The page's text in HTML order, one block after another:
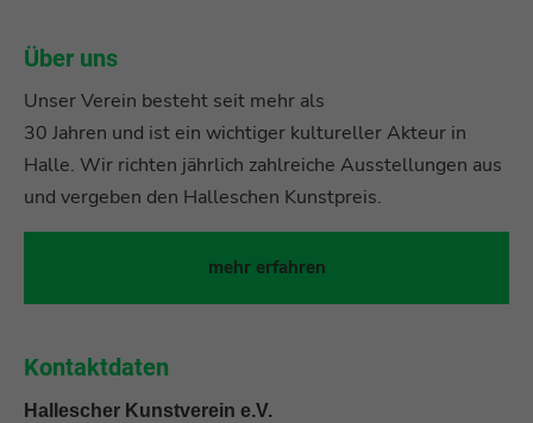
Über uns
Unser Verein besteht seit mehr als
30 Jahren und ist ein wichtiger kultureller Akteur in
Halle. Wir richten jährlich zahlreiche Ausstellungen aus
und vergeben den Halleschen Kunstpreis.
mehr erfahren
Kontaktdaten
Hallescher Kunstverein e.V.